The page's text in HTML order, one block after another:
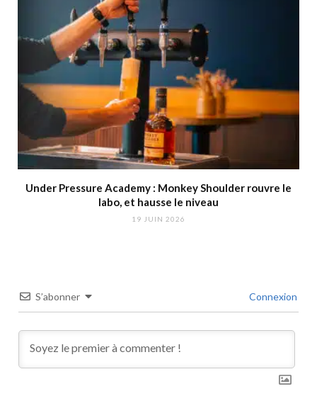
Under Pressure Academy : Monkey Shoulder rouvre le
labo, et hausse le niveau
19 JUIN 2026
S’abonner Connexion